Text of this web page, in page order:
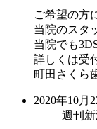
ご希望の方
当院のスタ
当院でも
詳しくは受
町田さく
2020年10月
週刊